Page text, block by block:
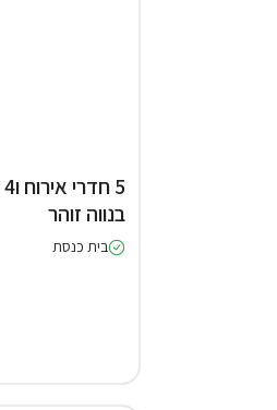
בנווה זוהר
בית כנסת